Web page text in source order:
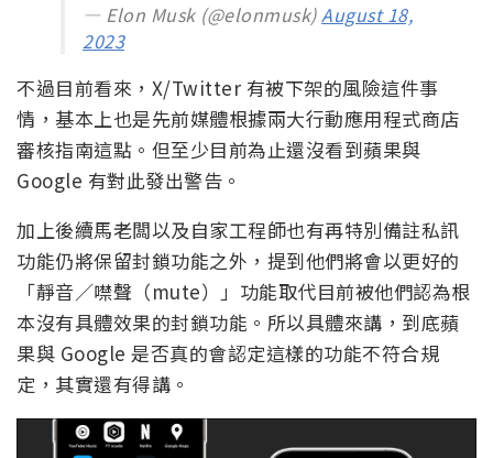
— Elon Musk (@elonmusk)August 18,
2023
不過目前看來，X/Twitter 有被下架的風險這件事
情，基本上也是先前媒體根據兩大行動應用程式商店
審核指南這點。但至少目前為止還沒看到蘋果與
Google 有對此發出警告。
加上後續馬老闆以及自家工程師也有再特別備註私訊
功能仍將保留封鎖功能之外，提到他們將會以更好的
「靜音／噤聲（mute）」功能取代目前被他們認為根
本沒有具體效果的封鎖功能。所以具體來講，到底蘋
果與 Google 是否真的會認定這樣的功能不符合規
定，其實還有得講。